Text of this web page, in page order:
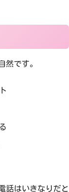
然です。
話はいきなりだと